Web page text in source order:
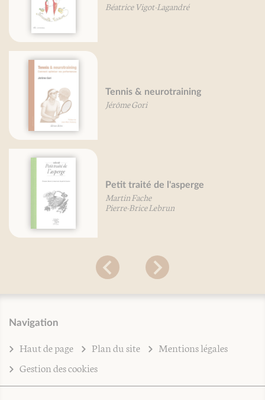
Béatrice Vigot-Lagandré
Tennis & neurotraining
Jérôme Gori
Petit traité de l'asperge
Martin Fache
Pierre-Brice Lebrun
Navigation
Haut de page Plan du site
Mentions légales
Gestion des cookies